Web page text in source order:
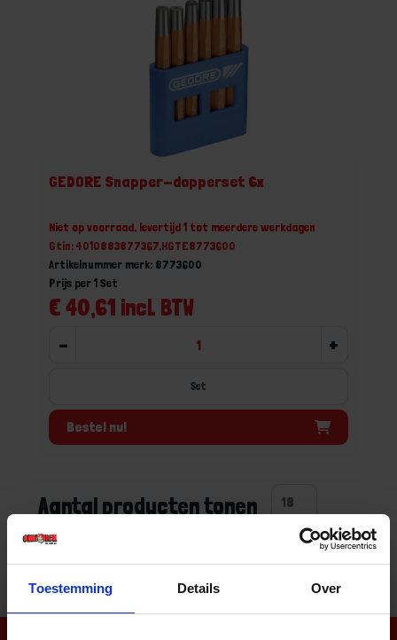
Toestemming Details Over
GEDORE Snapper-dopperset 6x
Niet op voorraad, levertijd 1 tot meerdere werkdagen
Gtin: 4010883877367,HGTE8773600
Artikelnummer merk: 8773600
€ 40,61 incl. BTW
Prijs per 1 Set
- +
Set
Bestel nu!
Aantal producten tonen